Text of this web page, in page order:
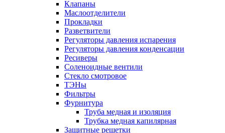
Клапаны
Маслоотделители
Прокладки
Разветвители
Регуляторы давления испарения
Регуляторы давления конденсации
Ресиверы
Соленоидные вентили
Стекло смотровое
ТЭНы
Фильтры
Фурнитура
Труба медная и изоляция
Трубка медная капилярная
Защитные решетки